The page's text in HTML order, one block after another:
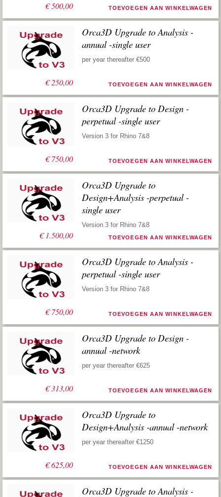
€500,00 TOEVOEGEN AAN WINKELWAGEN
€250,00
Orca3D Upgrade to Analysis -
annual -single user
per year thereafter €500
TOEVOEGEN AAN WINKELWAGEN
€750,00
Orca3D Upgrade to Design -
perpetual -single user
Version 3 for Rhino 7&8
TOEVOEGEN AAN WINKELWAGEN
€1.500,00
Orca3D Upgrade to
Design+Analysis -perpetual -
single user
Version 3 for Rhino 7&8
TOEVOEGEN AAN WINKELWAGEN
€750,00
Orca3D Upgrade to Analysis -
perpetual -single user
Version 3 for Rhino 7&8
TOEVOEGEN AAN WINKELWAGEN
€313,00
Orca3D Upgrade to Design -
annual -network
per year thereafter €625
TOEVOEGEN AAN WINKELWAGEN
€625,00
Orca3D Upgrade to
Design+Analysis -annual -network
per year thereafter €1250
TOEVOEGEN AAN WINKELWAGEN
Orca3D Upgrade to Analysis -